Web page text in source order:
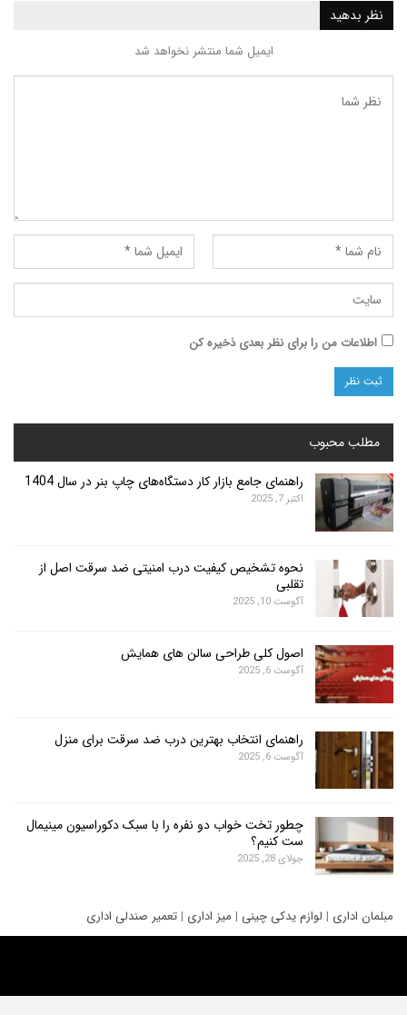
ایمیل شما منتشر نخواهد شد
من را برای نظر بعدی ذخیره کن
راهنمای جامع بازار کار دستگاه‌های چاپ بنر در سال 1404
اکتبر 7, 2025
نحوه تشخیص کیفیت درب امنیتی ضد سرقت اصل از
تقلبی
آگوست 10, 2025
اصول کلی طراحی سالن های همایش
آگوست 6, 2025
راهنمای انتخاب بهترین درب ضد سرقت برای منزل
آگوست 6, 2025
چطور تخت خواب دو نفره را با سبک دکوراسیون مینیمال
ست کنیم؟
جولای 28, 2025
|لوازم یدکی چینی|میز اداری| تعمیر صندلی اداری